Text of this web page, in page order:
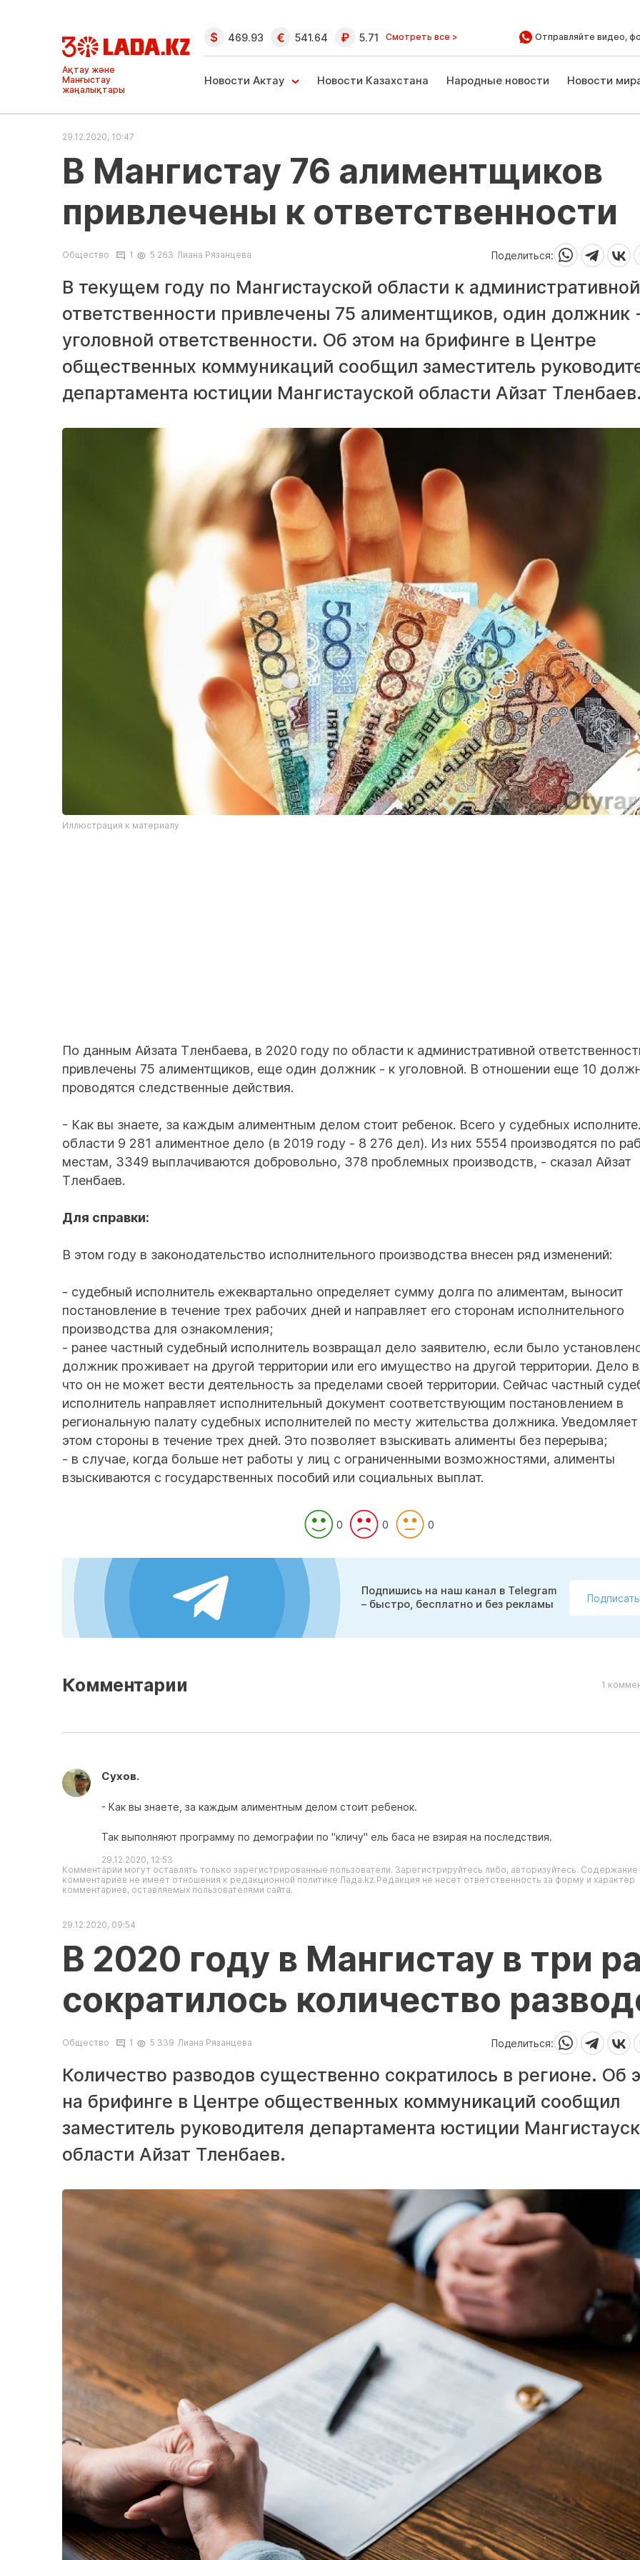
Ақтау және
Манғыстау
жаңалықтары
469.93 541.64 5.71 Смотреть все > Отправляйте видео,
Новости Актау Новости Казахстана Народные новости Новости
29.12.2020, 10:47
В Мангистау 76 алиментщиков
привлечены к ответственности
Общество 1 5 263 Лиана Рязанцева Поделиться:
В текущем году по Мангистауской области к административной
ответственности привлечены 75 алиментщиков, один должник
уголовной ответственности. Об этом на брифинге в Центре
общественных коммуникаций сообщил заместитель
департамента юстиции Мангистауской области Айзат Тленбаев.
Иллюстрация к материалу
По данным Айзата Тленбаева, в 2020 году по области к административной
привлечены 75 алиментщиков, еще один должник - к уголовной. В отношении еще 10
проводятся следственные действия.
- Как вы знаете, за каждым алиментным делом стоит ребенок. Всего у судебных
области 9 281 алиментное дело (в 2019 году - 8 276 дел). Из них 5554 производятся по
местам, 3349 выплачиваются добровольно, 378 проблемных производств, - сказал Айзат
Тленбаев.
Для справки:
В этом году в законодательство исполнительного производства внесен ряд изменений:
- судебный исполнитель ежеквартально определяет сумму долга по алиментам, выносит
постановление в течение трех рабочих дней и направляет его сторонам исполнительного
производства для ознакомления;
- ранее частный судебный исполнитель возвращал дело заявителю, если было
должник проживает на другой территории или его имущество на другой территории. Дело
что он не может вести деятельность за пределами своей территории. Сейчас частный
исполнитель направляет исполнительный документ соответствующим постановлением в
региональную палату судебных исполнителей по месту жительства должника.
этом стороны в течение трех дней. Это позволяет взыскивать алименты без перерыва;
- в случае, когда больше нет работы у лиц с ограниченными возможностями, алименты
взыскиваются с государственных пособий или социальных выплат.
0 0 0
Подпишись на наш канал в Telegram
– быстро, бесплатно и без рекламы
Комментарии 1
Сухов.
- Как вы знаете, за каждым алиментным делом стоит ребенок.
Так выполняют программу по демографии по "кличу" ель баса не взирая на последствия.
29.12.2020, 12:53
Комментарии могут оставлять только зарегистрированные пользователи. Зарегистрируйтесь либо, авторизуйтесь. Содержание
комментариев не имеет отношения к редакционной политике Лада.kz.Редакция не несет ответственность за форму и характер
комментариев, оставляемых пользователями сайта.
29.12.2020, 09:54
В 2020 году в Мангистау в три
сократилось количество
Общество 1 5 339 Лиана Рязанцева Поделиться:
Количество разводов существенно сократилось в регионе. Об
на брифинге в Центре общественных коммуникаций сообщил
заместитель руководителя департамента юстиции
области Айзат Тленбаев.